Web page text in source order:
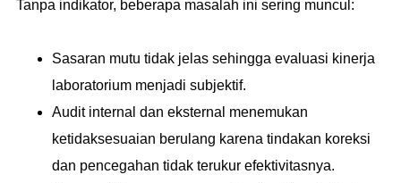
Tanpa indikator, beberapa masalah ini sering muncul:
Sasaran mutu tidak jelas sehingga evaluasi kinerja
laboratorium menjadi subjektif.
Audit internal dan eksternal menemukan
ketidaksesuaian berulang karena tindakan koreksi
dan pencegahan tidak terukur efektivitasnya.